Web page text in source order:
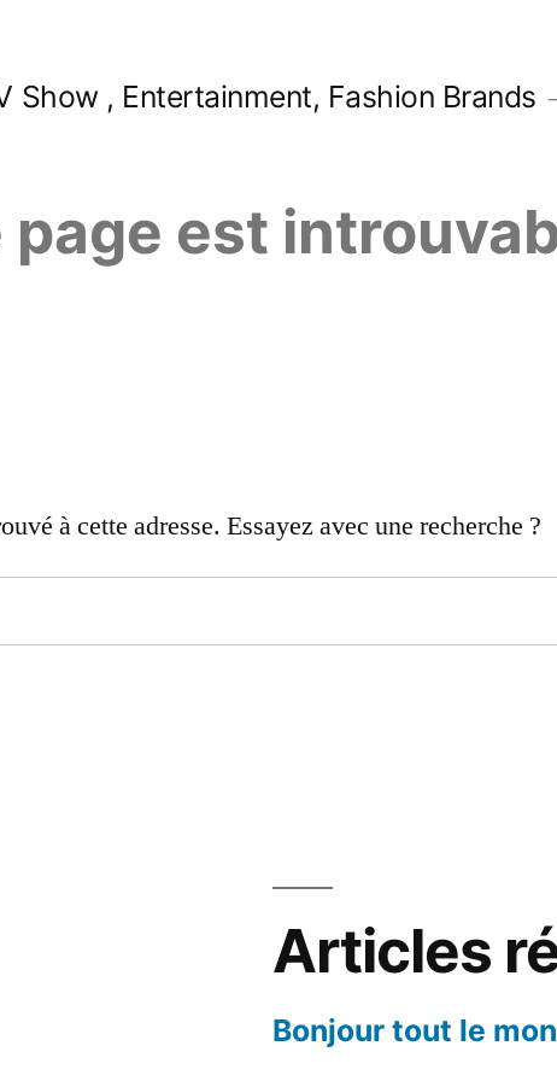
Show , Entertainment, Fashion Brands
est
à cette adresse. Essayez avec une recherche ?
Articles
Bonjour tout le